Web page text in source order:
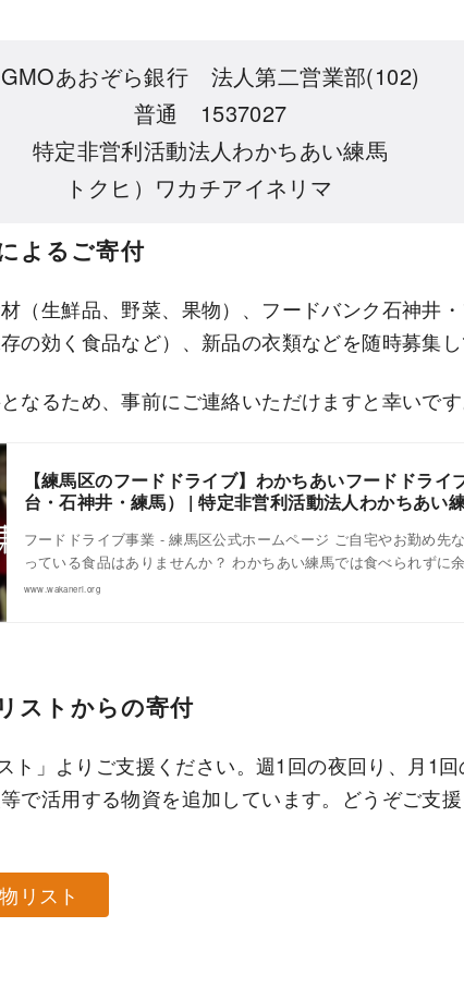
GMOあおぞら銀行 法人第二営業部(102)
普通 1537027
特定非営利活動法人わかちあい練馬
トクヒ）ワカチアイネリマ
よるご寄付
（生鮮品、野菜、果物）、フードバンク石神井
の効く食品など）、新品の衣類などを随時募集し
なるため、事前にご連絡いただけますと幸いです
【練馬区のフードドライブ】わかちあいフードドライ
台・石神井・練馬） | 特定非営利活動法人わかちあい
フードドライブ事業 - 練馬区公式ホームページ ご自宅やお勤め先
っている食品はありませんか？ わかちあい練馬では食べられずに
www.wakaneri.org
ストからの寄付
ト」よりご支援ください。週1回の夜回り、月1
で活用する物資を追加しています。どうぞご支
リスト